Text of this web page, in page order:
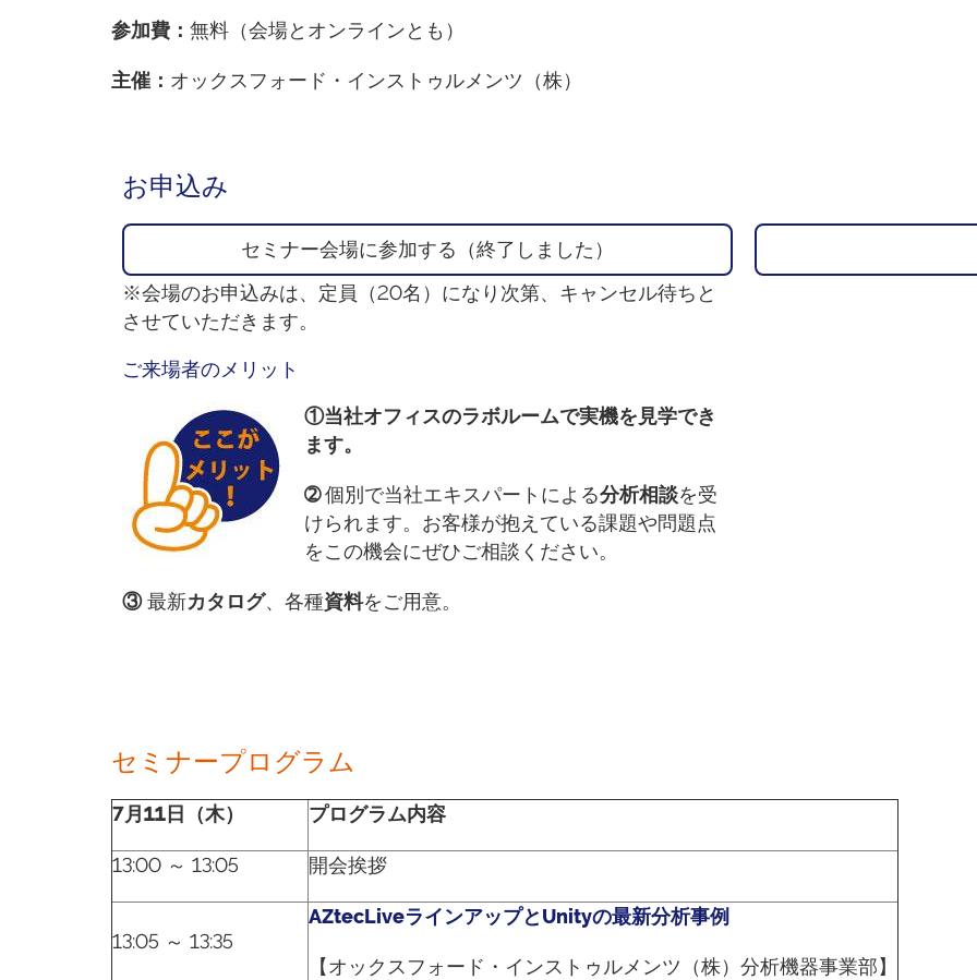
参加費 ： 無料（会場とオンラインとも）
主催 ： オックスフォード・インストゥルメンツ（株）
お申込み
セミナー会場に参加する（終了しました）
※会場のお申込みは、定員（20名）になり次第、キャンセル待ちと
させていただきます。
ご来場者のメリット
①当社オフィスのラボルームで実機を見学でき
ます。
➁個別で当社エキスパートによる分析相談を受
けられます。お客様が抱えている課題や問題点
をこの機会にぜひご相談ください。
③最新カタログ、各種資料をご用意。
セミナープログラム
7月11日（木） プログラム内容
13:00 ～ 13:05 開会挨拶
13:05 ～ 13:35
AZtecLiveラインアップとUnityの最新分析事例
【オックスフォード・インストゥルメンツ（株）分析機器事業部】